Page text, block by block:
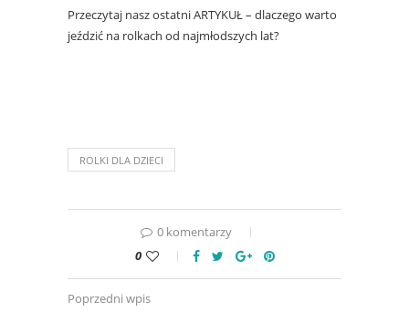
Przeczytaj nasz ostatniARTYKUŁ– dlaczego warto
jeździć na rolkach od najmłodszych lat?
ROLKI DLA DZIECI
0 komentarzy
0
Poprzedni wpis